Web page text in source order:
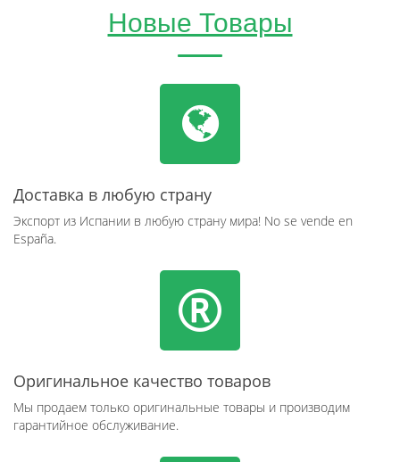
Новые Товары
Доставка в любую страну
Экспорт из Испании в любую страну мира! No se vende en
España.
Оригинальное качество товаров
Мы продаем только оригинальные товары и производим
гарантийное обслуживание.